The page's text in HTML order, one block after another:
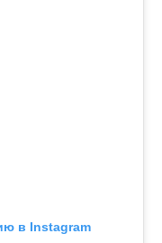
в Instagram